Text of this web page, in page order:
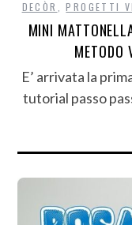
DECÒR ,PROGETTI
MINI
METODO
E’ arrivata la
tutorial passo